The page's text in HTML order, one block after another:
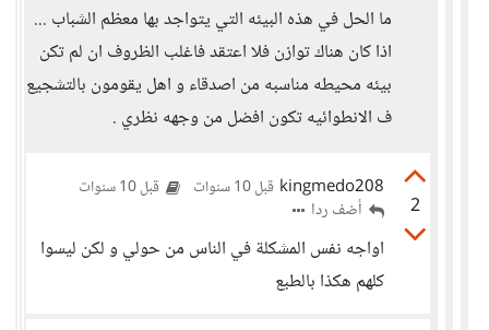
ما الحل في هذه البيئه التي يتواجد بها معظم الشباب ...
اذا كان هناك توازن فلا اعتقد فاغلب الظروف ان لم تكن
بيئه محيطه مناسبه من اصدقاء و اهل يقومون بالتشجيع
ف الانطوائيه تكون افضل من وجهه نظري .
2
kingmedo208 قبل 10 سنوات قبل 10 سنوات
أضف ردا
اواجه نفس المشكلة في الناس من حولي و لكن ليسوا
كلهم هكذا بالطبع